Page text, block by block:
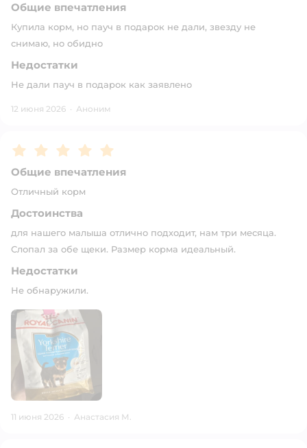
Общие впечатления
Купила корм, но пауч в подарок не дали, звезду не
снимаю, но обидно
Недостатки
Не дали пауч в подарок как заявлено
12 июня 2026 · Аноним
Рейтинг:5
Общие впечатления
Отличный корм
Достоинства
для нашего малыша отлично подходит, нам три месяца.
Слопал за обе щеки. Размер корма идеальный.
Недостатки
Не обнаружили.
11 июня 2026 · Анастасия М.